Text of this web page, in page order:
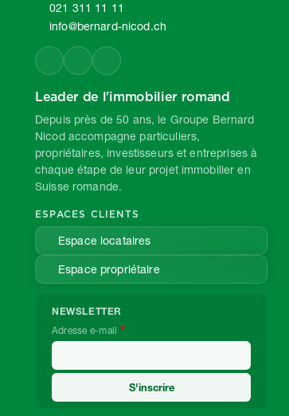
021 311 11 11
info@bernard-nicod.ch
Leader de l'immobilier romand
Depuis près de 50 ans, le Groupe Bernard
Nicod accompagne particuliers,
propriétaires, investisseurs et entreprises à
chaque étape de leur projet immobilier en
Suisse romande.
ESPACES CLIENTS
Espace locataires
Espace propriétaire
NEWSLETTER
Adresse e-mail